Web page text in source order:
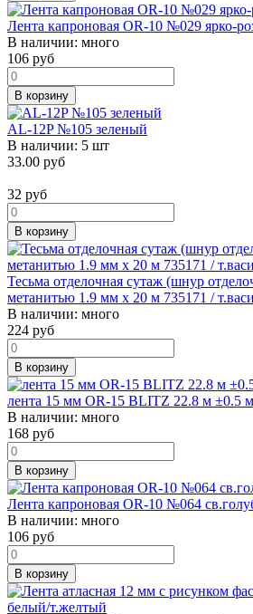
Лента капроновая OR-10 №029 ярко-
В наличии: много
106 руб
В корзину
AL-12P №105 зеленый
В наличии: 5 шт
33.00 руб
32 руб
В корзину
Тесьма отделочная сутаж (шнур
метанитью 1.9 мм х 20 м 735171 /
В наличии: много
224 руб
В корзину
лента 15 мм OR-15 BLITZ 22.8 м ±0.5
В наличии: много
168 руб
В корзину
Лента капроновая OR-10 №064
В наличии: много
106 руб
В корзину